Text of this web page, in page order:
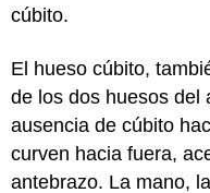
cúbito.
El hueso cúbito,
de los dos huesos del
ausencia de cúbito
curven hacia fuera,
antebrazo. La mano,